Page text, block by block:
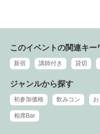
このイベントの関連キー
新宿 講師付き 貸切
ジャンルから探す
初参加価格 飲みコン
相席Bar